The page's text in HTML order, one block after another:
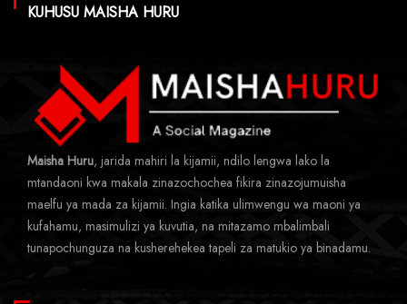
KUHUSU MAISHA HURU
Maisha Huru, jarida mahiri la kijamii, ndilo lengwa lako la
mtandaoni kwa makala zinazochochea fikira zinazojumuisha
maelfu ya mada za kijamii. Ingia katika ulimwengu wa maoni ya
kufahamu, masimulizi ya kuvutia, na mitazamo mbalimbali
tunapochunguza na kusherehekea tapeli za matukio ya binadamu.